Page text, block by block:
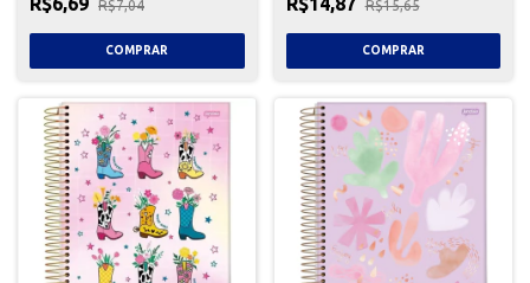
R$7,04 R$15,65